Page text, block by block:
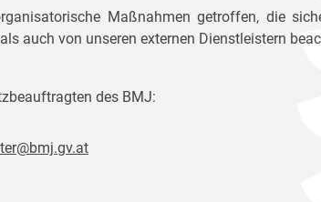
Maßnahmen getroffen, die
auch von unseren externen Dienstleistern
des BMJ: